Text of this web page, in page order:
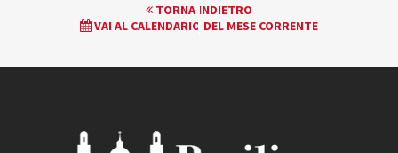
EVENTO
NAVIGATION
TORNA INDIETRO
VAI AL CALENDARIO DEL MESE CORRENTE